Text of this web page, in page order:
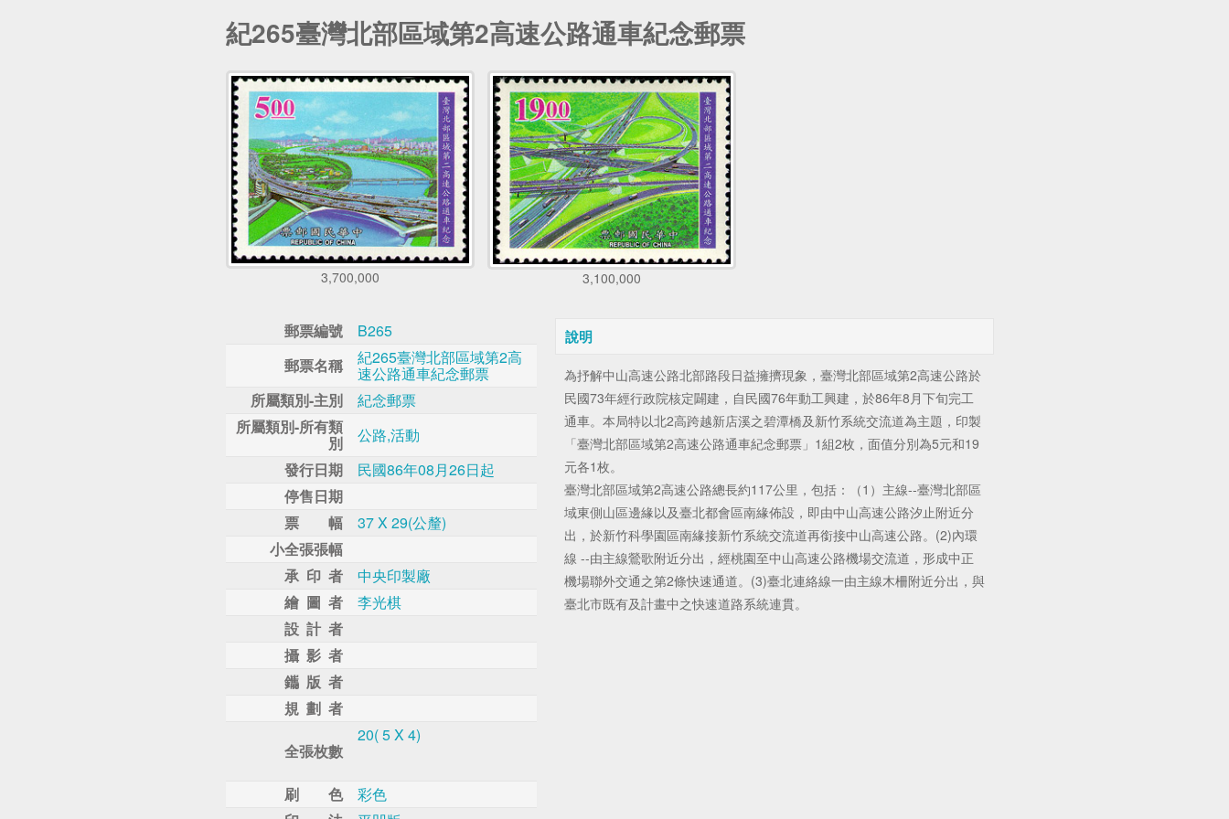
紀265臺灣北部區域第2高速公路通車紀念郵票
3,700,000 3,100,000
郵票編號
B265
郵票名稱
紀265臺灣北部區域第2高
速公路通車紀念郵票
所屬類別-主別
紀念郵票
所屬類別-所有類
別
公路,活動
發行日期
民國86年08月26日起
停售日期
票 幅
37 X 29(公釐)
小全張張幅
承 印 者
中央印製廠
繪 圖 者
李光棋
設 計 者
攝 影 者
鑴 版 者
規 劃 者
全張枚數
20( 5 X 4)
刷 色
彩色
說明
為抒解中山高速公路北部路段日益擁擠現象，臺灣北部區域第2高速公路於
民國73年經行政院核定闢建，自民國76年動工興建，於86年8月下旬完工
通車。本局特以北2高跨越新店溪之碧潭橋及新竹系統交流道為主題，印製
「臺灣北部區域第2高速公路通車紀念郵票」1組2枚，面值分別為5元和19
元各1枚。
臺灣北部區域第2高速公路總長約117公里，包括：（1）主線--臺灣北部區
域東側山區邊緣以及臺北都會區南緣佈設，即由中山高速公路汐止附近分
出，於新竹科學園區南緣接新竹系統交流道再銜接中山高速公路。(2)內環
線 --由主線鶯歌附近分出，經桃園至中山高速公路機場交流道，形成中正
機場聯外交通之第2條快速通道。(3)臺北連絡線一由主線木柵附近分出，與
臺北市既有及計畫中之快速道路系統連貫。